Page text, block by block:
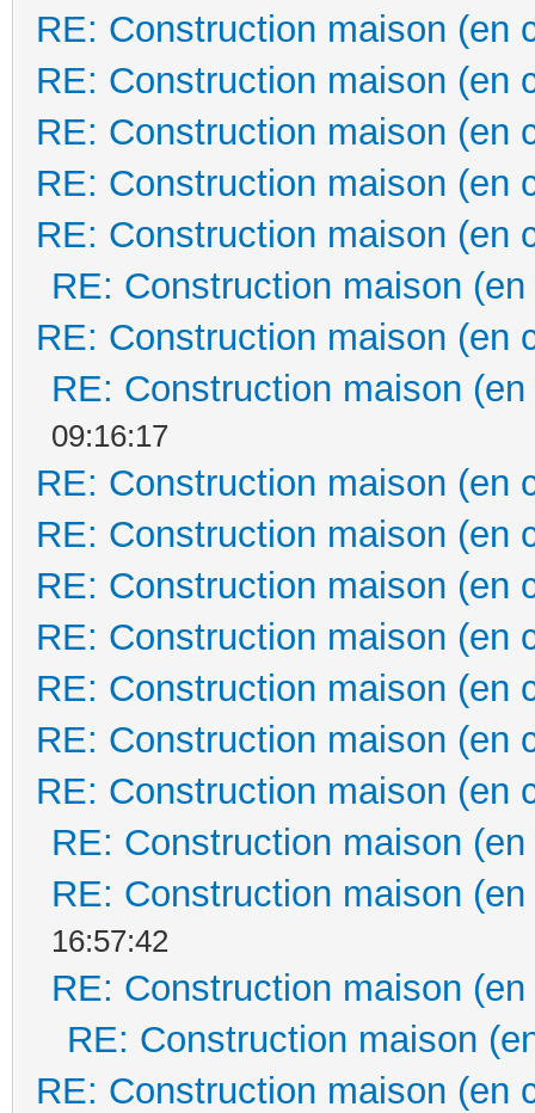
RE: Construction maison (en
RE: Construction maison (en
RE: Construction maison (en
RE: Construction maison (en
RE: Construction maison (en
RE: Construction maison
RE: Construction maison (en
RE: Construction maison
09:16:17
RE: Construction maison (en
RE: Construction maison (en
RE: Construction maison (en
RE: Construction maison (en
RE: Construction maison (en
RE: Construction maison (en
RE: Construction maison (en
RE: Construction maison
RE: Construction maison
16:57:42
RE: Construction maison
RE: Construction maison
RE: Construction maison (en